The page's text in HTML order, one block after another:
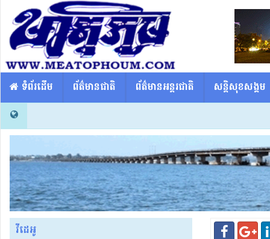
​​ ទំព័រដើម ព័ត៌មានជាតិ ព័ត៌មានអន្តរជាតិ សន្តិសុខសង្គម
វីដេអូ